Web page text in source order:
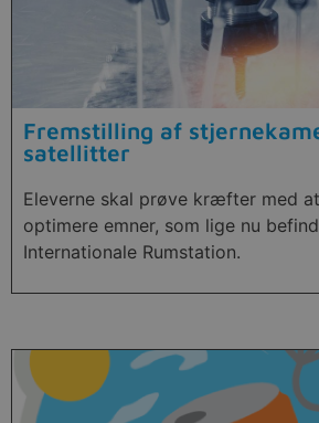
Fremstilling af
satellitter
Eleverne skal prøve kræfter med
optimere emner, som lige nu
Internationale Rumstation.